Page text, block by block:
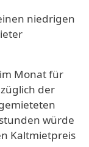
niedrigen
Monat für
der
würde
Kaltmietpreis